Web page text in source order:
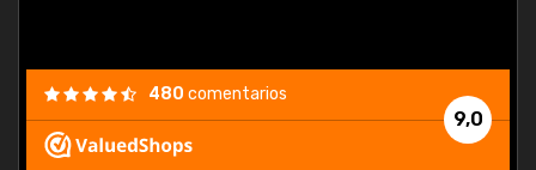
9,0
480 comentarios